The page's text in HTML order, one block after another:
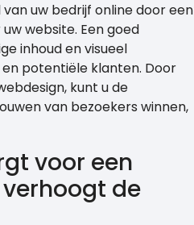
uw bedrijf online door een
website. Een goed
inhoud en visueel
potentiële klanten. Door
kunt u de
van bezoekers winnen,
voor een
de